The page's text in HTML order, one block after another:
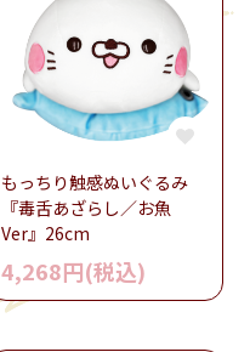
もっちり触感ぬいぐるみ
『毒舌あざらし／お魚
Ver』26cm
4,268円(税込)